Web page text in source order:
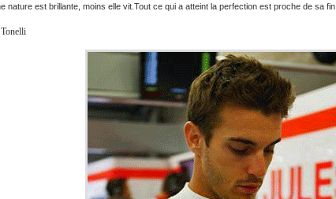
nature est brillante, moins elle vit.Tout ce qui a atteint la perfection est proche de sa fin.